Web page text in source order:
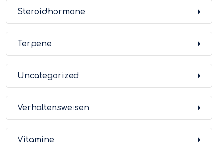
Steroidhormone
Terpene
Uncategorized
Verhaltensweisen
Vitamine